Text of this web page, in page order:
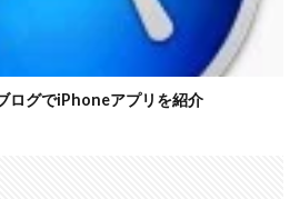
グでiPhoneアプリを紹介